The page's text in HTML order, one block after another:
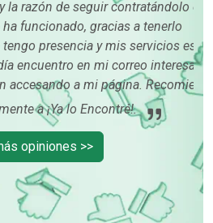
de seguir contratándolo es
gracias a tenerlo
presencia y mis servicios están
en mi correo interesados
a mi página. Recomiendo
a ¡Ya lo Encontré!.
opiniones >>